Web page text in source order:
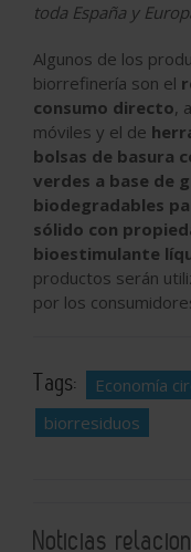
toda España y
Algunos de los
biorrefinería son el
consumo directo,
móviles y el de
bolsas de basura
verdes a base de
biodegradables
sólido con
bioestimulante
productos serán
por los
Tags: Economía
biorresiduos
Noticias